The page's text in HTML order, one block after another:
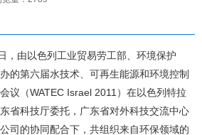
，由以色列工业贸易劳工部、环境保护
的第六届水技术、可再生能源和环境控制
议（WATEC Israel 2011）在以色列特拉
省科技厅委托，广东省对外科技交流中心
司的协同配合下，共组织来自环保领域的